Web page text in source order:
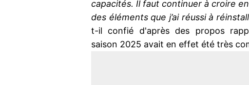
capacités. Il faut continuer à croire
des éléments que j’ai réussi à
t-il confié d'après des propos
saison 2025 avait en effet été très